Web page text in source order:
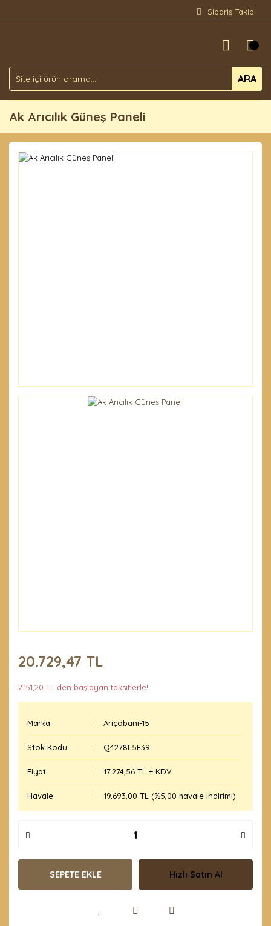
Sipariş Takibi
ARA
Ak Arıcılık Güneş Paneli
20.729,47 TL
2.151,20 TL den başlayan taksitlerle!
Marka Arıçobanı-15
Stok Kodu Q4278L5E39
Fiyat 17.274,56 TL + KDV
Havale 19.693,00 TL (%5,00 havale indirimi)
SEPETE EKLE Hızlı Satın Al